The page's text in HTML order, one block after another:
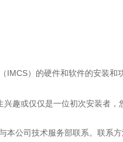
IMCS）的硬件和软件的安装和
趣或仅仅是一位初次安装者
本公司技术服务部联系。联系方